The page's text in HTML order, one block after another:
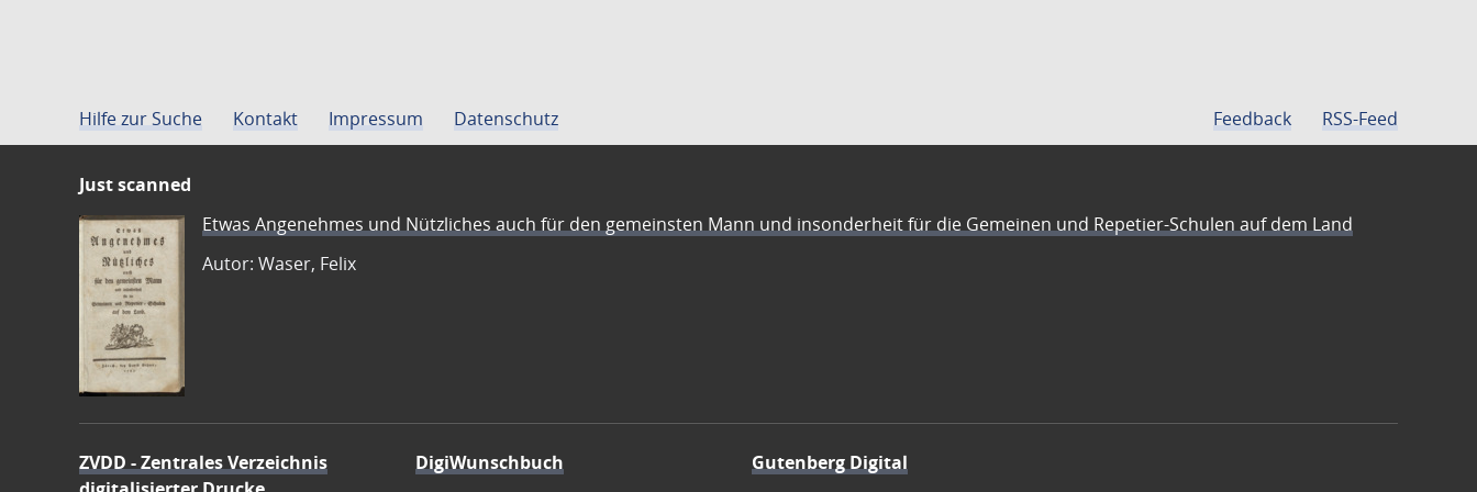
Hilfe zur Suche Kontakt Impressum Datenschutz Feedback RSS-Feed
Just scanned
Etwas Angenehmes und Nützliches auch für den gemeinsten Mann und insonderheit für die Gemeinen und Repetier-Schulen auf dem Land
Autor: Waser, Felix
ZVDD - Zentrales Verzeichnis
DigiWunschbuch
Gutenberg Digital